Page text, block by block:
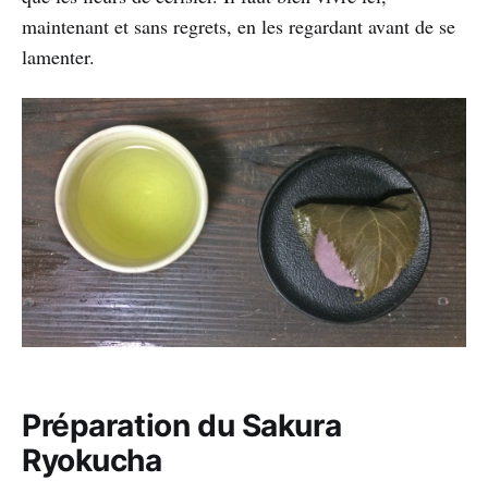
maintenant et sans regrets, en les regardant avant de se
lamenter.
Préparation du Sakura
Ryokucha